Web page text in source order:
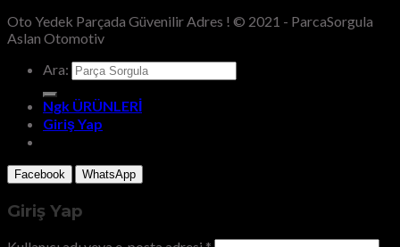
Oto Yedek Parçada Güvenilir Adres ! © 2021 - ParcaSorgula
Aslan Otomotiv
Ara:
Ngk ÜRÜNLERİ
Giriş Yap
Facebook WhatsApp
Giriş Yap